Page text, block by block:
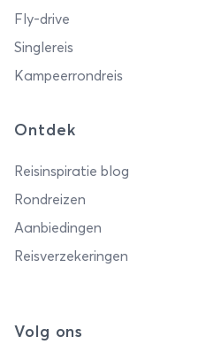
Fly-drive
Singlereis
Kampeerrondreis
Ontdek
Reisinspiratie blog
Rondreizen
Aanbiedingen
Reisverzekeringen
Volg ons